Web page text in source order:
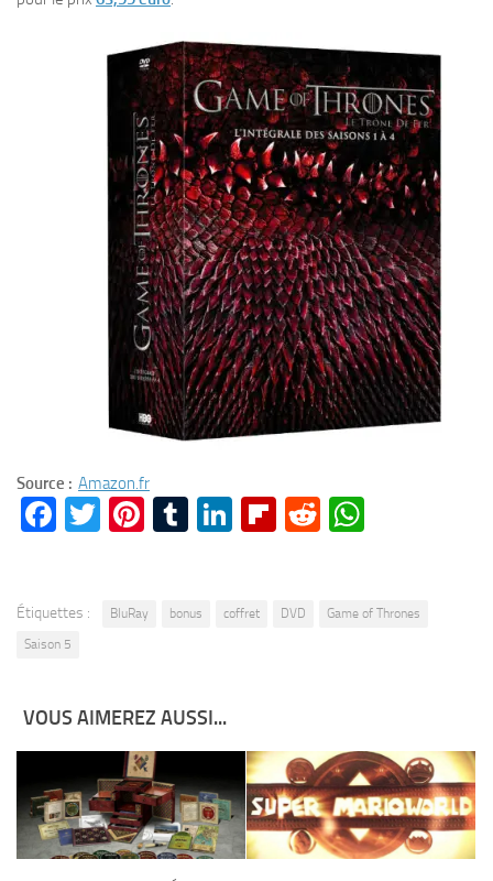
Source : Amazon.fr
Facebook
Twitter
Pinterest
Tumblr
LinkedIn
Flipboard
Reddit
Étiquettes : BluRay bonus coffret DVD
Game of Thrones
Saison 5
VOUS AIMEREZ AUSSI...